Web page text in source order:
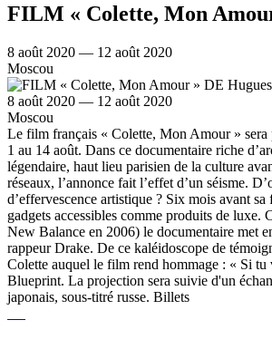
FILM « Colette, Mon
8 août 2020 — 12 août 2020
Moscou
8 août 2020 — 12 août 2020
Moscou
Le film français « Colette, Mon Amour »
1 au 14 août. Dans ce documentaire riche
légendaire, haut lieu parisien de la culture
réseaux, l’annonce fait l’effet d’un séisme.
d’effervescence artistique ? Six mois avant
gadgets accessibles comme produits de
New Balance en 2006) le documentaire met
rappeur Drake. De ce kaléidoscope de
Colette auquel le film rend hommage : « Si
Blueprint. La projection sera suivie d'un
japonais, sous-titré russe. Billets